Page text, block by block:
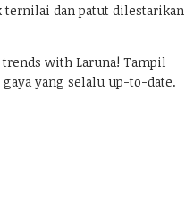
ternilai dan patut dilestarikan
trends with Laruna! Tampil
yang selalu up-to-date.